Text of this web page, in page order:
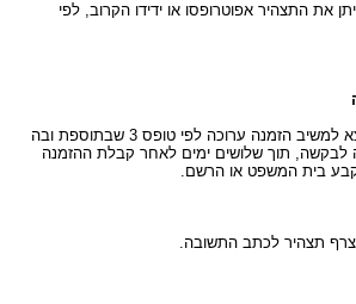
את התצהיר אפוטרופסו או ידידו הקרוב, לפי
(א) הוגשה בקשה, תומצא למשיב הזמנה ערוכה לפי טופס 3 שבתוספת ובה
לבקשה, תוך שלושים ימים לאחר קבלת ההזמנה
בית המשפט או הרשם.
תצהיר לכתב התשובה.